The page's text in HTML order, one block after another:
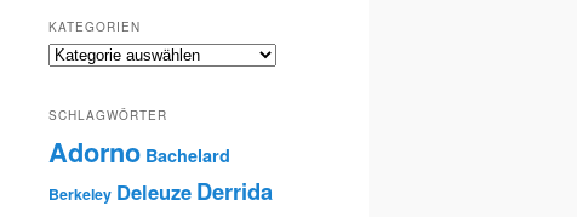
KATEGORIEN
Kategorien
SCHLAGWÖRTER
Adorno Bachelard
Berkeley Deleuze Derrida